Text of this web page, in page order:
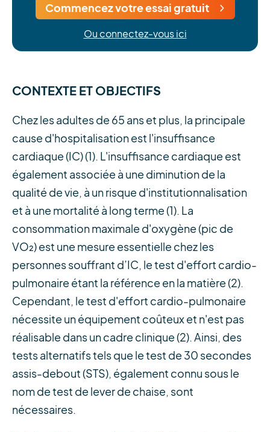
Commencez votre essai gratuit
Ou connectez-vous ici
CONTEXTE ET OBJECTIFS
Chez les adultes de 65 ans et plus, la principale
cause d'hospitalisation est l'insuffisance
cardiaque (IC) (1). L'insuffisance cardiaque est
également associée à une diminution de la
qualité de vie, à un risque d'institutionnalisation
et à une mortalité à long terme (1). La
consommation maximale d'oxygène (pic de
VO₂) est une mesure essentielle chez les
personnes souffrant d’IC, le test d'effort cardio-
pulmonaire étant la référence en la matière (2).
Cependant, le test d'effort cardio-pulmonaire
nécessite un équipement coûteux et n'est pas
réalisable dans un cadre clinique (2). Ainsi, des
tests alternatifs tels que le test de 30 secondes
assis-debout (STS), également connu sous le
nom de test de lever de chaise, sont
nécessaires.